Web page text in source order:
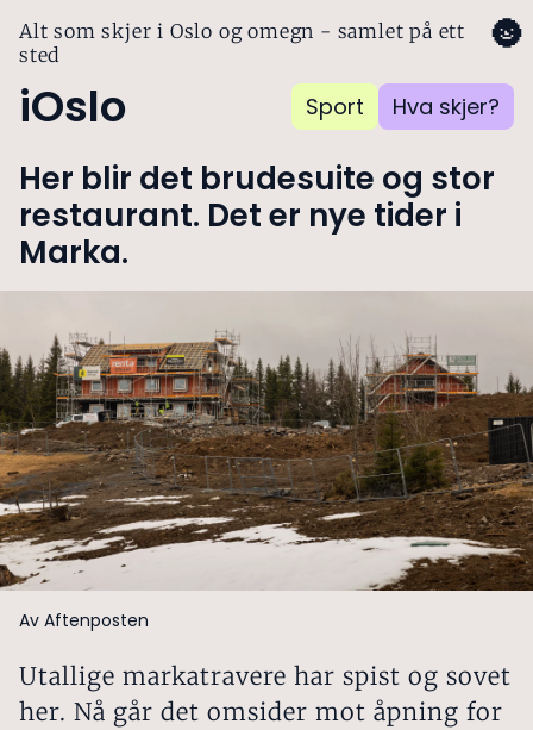
Alt som skjer i Oslo og omegn - samlet på ett
sted
iOslo Sport Hva skjer?
🌚
Her blir det brudesuite og stor
restaurant. Det er nye tider i
Marka.
Av Aftenposten
Utallige markatravere har spist og sovet
her. Nå går det omsider mot åpning for